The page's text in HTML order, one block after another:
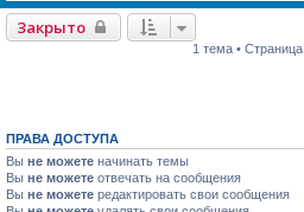
Закрыто
1 тема • Страница
ПРАВА ДОСТУПА
Вы не можете начинать темы
Вы не можете отвечать на сообщения
Вы не можете редактировать свои сообщения